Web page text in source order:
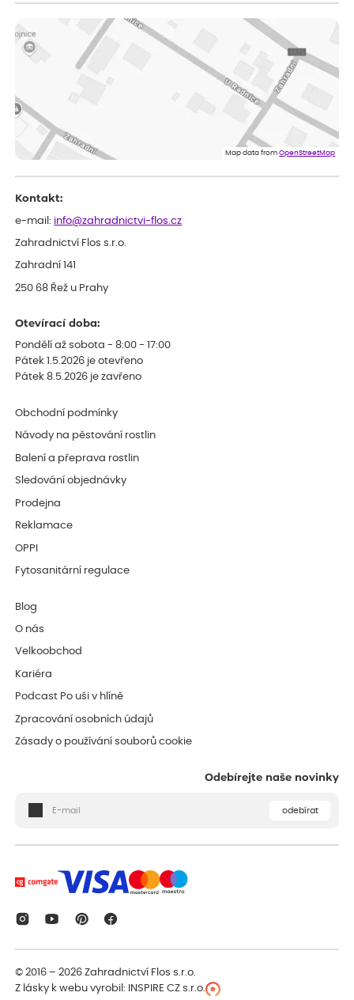
vše v naprostém pořádku
ověřený nákup před 1 dnem
Jana
Flos je nejlepší &#129321;
Map data fromOpenStreetMap
Kontakt:
e-mail: info@zahradnictvi-flos.cz
Zahradnictví Flos s.r.o.
Zahradní 141
250 68 Řež u Prahy
Otevírací doba:
Pondělí až sobota - 8:00 - 17:00
Pátek 1.5.2026 je otevřeno
Pátek 8.5.2026 je zavřeno
Obchodní podmínky
Návody na pěstování rostlin
Balení a přeprava rostlin
Sledování objednávky
Prodejna
Reklamace
OPPI
Fytosanitární regulace
Blog
O nás
Velkoobchod
Kariéra
Podcast Po uši v hlíně
Zpracování osobních údajů
Zásady o používání souborů cookie
Odebírejte naše novinky
odebírat
© 2016 – 2026Zahradnictví Flos s.r.o.
Z lásky k webu vyrobil:
INSPIRE CZ s.r.o.